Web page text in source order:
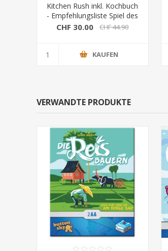
Kitchen Rush inkl. Kochbuch
- Empfehlungsliste Spiel des
Jahres 2020
CHF 30.00 CHF 44.90
KAUFEN
VERWANDTE PRODUKTE